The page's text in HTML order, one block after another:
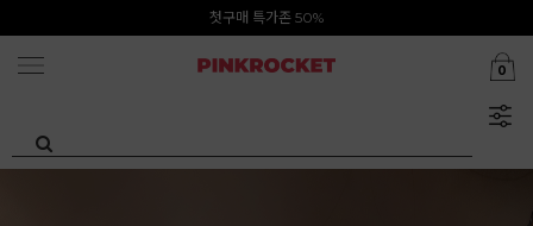
Summer Clearance ~80%
0